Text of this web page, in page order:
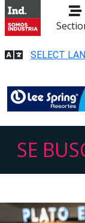
SELECT
SE